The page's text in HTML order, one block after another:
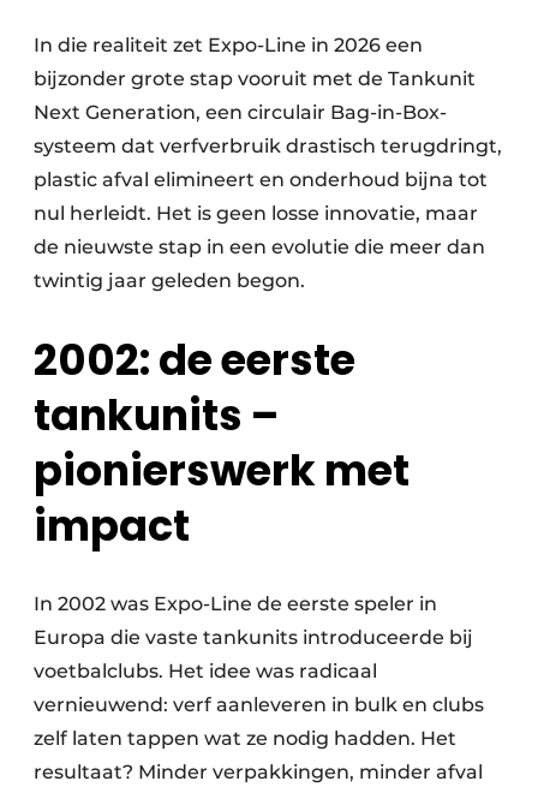
In die realiteit zet Expo-Line in 2026 een
bijzonder grote stap vooruit met de Tankunit
Next Generation, een circulair Bag-in-Box-
systeem dat verfverbruik drastisch terugdringt,
plastic afval elimineert en onderhoud bijna tot
nul herleidt. Het is geen losse innovatie, maar
de nieuwste stap in een evolutie die meer dan
twintig jaar geleden begon.
2002: de eerste
tankunits –
pionierswerk met
impact
In 2002 was Expo-Line de eerste speler in
Europa die vaste tankunits introduceerde bij
voetbalclubs. Het idee was radicaal
vernieuwend: verf aanleveren in bulk en clubs
zelf laten tappen wat ze nodig hadden. Het
resultaat? Minder verpakkingen, minder afval